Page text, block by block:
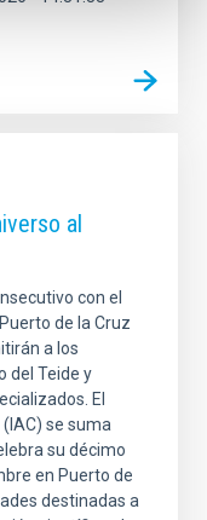
al
con el
de la Cruz
a los
del Teide y
El
se suma
su décimo
en Puerto de
destinadas a